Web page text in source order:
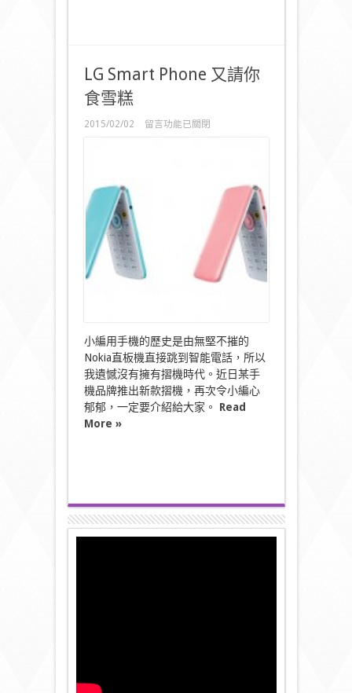
LG Smart Phone 又請你
食雪糕
2015/02/02
在
中
留言功能已關閉
小編用手機的歷史是由無堅不摧的
Nokia直板機直接跳到智能電話，所以
我遺憾沒有擁有摺機時代。近日某手
機品牌推出新款摺機，再次令小編心
郁郁，一定要介紹給大家。 Read
More »